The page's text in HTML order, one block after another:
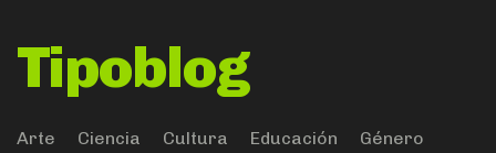
Tipoblog
Arte Ciencia Cultura Educación
Género